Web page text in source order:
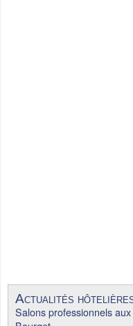
Actualités
Salons professionnels